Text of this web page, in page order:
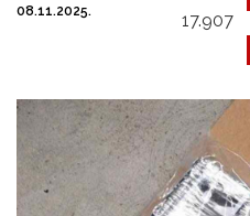
08.11.2025.
17.907